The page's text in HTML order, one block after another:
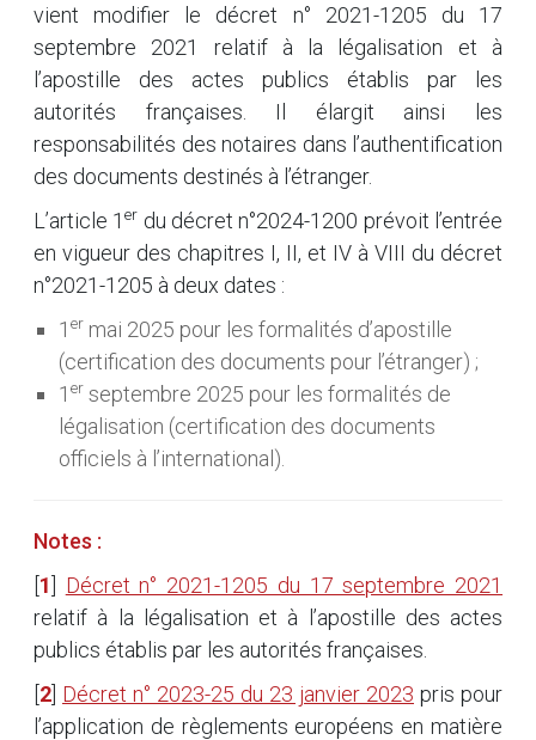
vient modifier le décret n° 2021-1205 du 17
septembre 2021 relatif à la légalisation et à
l’apostille des actes publics établis par les
autorités françaises. Il élargit ainsi les
responsabilités des notaires dans l’authentification
des documents destinés à l’étranger.
L’article 1er du décret n°2024-1200 prévoit l’entrée
en vigueur des chapitres I, II, et IV à VIII du décret
n°2021-1205 à deux dates :
1 er mai 2025 pour les formalités d’apostille
(certification des documents pour l’étranger) ;
1 er septembre 2025 pour les formalités de
légalisation (certification des documents
officiels à l’international).
Notes :
1
Décret n° 2021-1205 du 17 septembre 2021
relatif à la légalisation et à l’apostille des actes
publics établis par les autorités françaises.
2 Décret n° 2023-25 du 23 janvier 2023 pris pour
l’application de règlements européens en matière